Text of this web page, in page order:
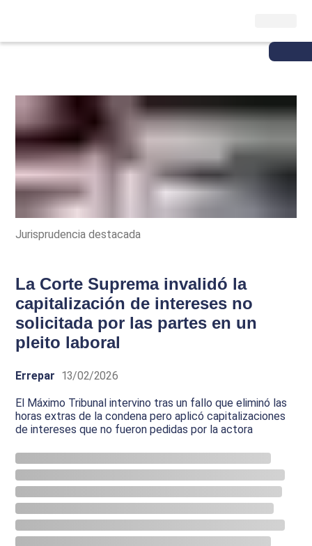
Jurisprudencia destacada
La Corte Suprema invalidó la
capitalización de intereses no
solicitada por las partes en un
pleito laboral
Errepar 13/02/2026
El Máximo Tribunal intervino tras un fallo que eliminó las
horas extras de la condena pero aplicó capitalizaciones
de intereses que no fueron pedidas por la actora